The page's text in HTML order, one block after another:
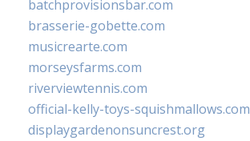
batchprovisionsbar.com
brasserie-gobette.com
musicrearte.com
morseysfarms.com
riverviewtennis.com
official-kelly-toys-squishmallows.com
displaygardenonsuncrest.org